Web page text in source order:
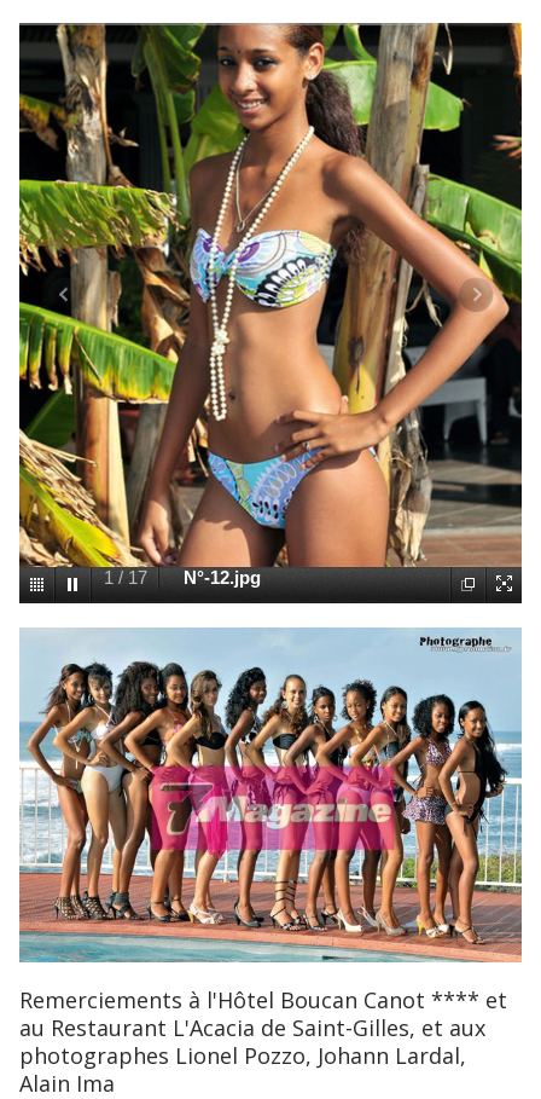
1 / 17 N°-12.jpg
Remerciements à l'Hôtel Boucan Canot **** et
au Restaurant L'Acacia de Saint-Gilles, et aux
photographes Lionel Pozzo, Johann Lardal,
Alain Ima